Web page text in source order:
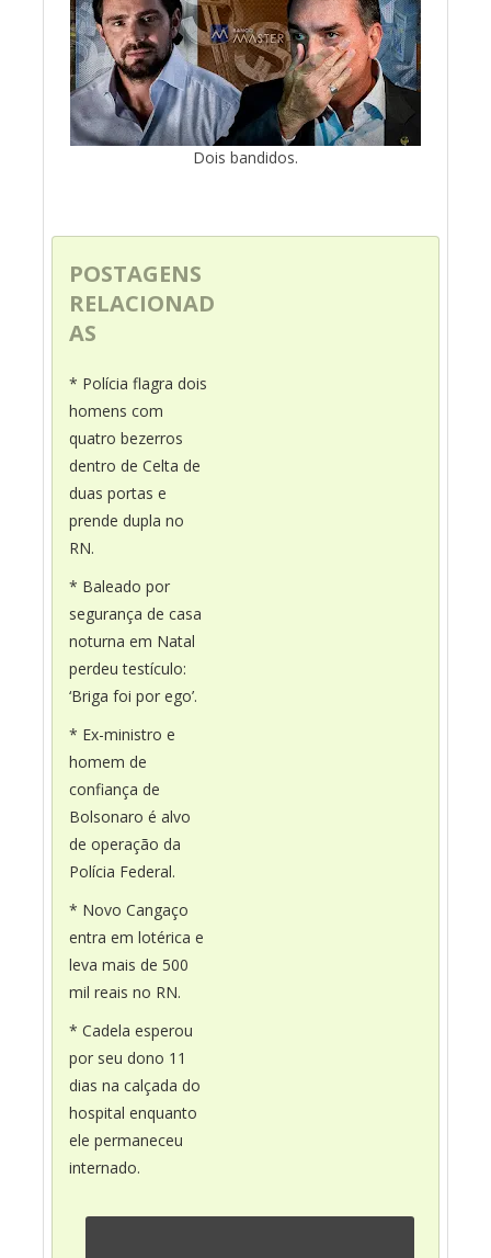
Dois bandidos.
POSTAGENS
RELACIONAD
AS
* Polícia flagra dois
homens com
quatro bezerros
dentro de Celta de
duas portas e
prende dupla no
RN.
* Baleado por
segurança de casa
noturna em Natal
perdeu testículo:
‘Briga foi por ego’.
* Ex-ministro e
homem de
confiança de
Bolsonaro é alvo
de operação da
Polícia Federal.
* Novo Cangaço
entra em lotérica e
leva mais de 500
mil reais no RN.
* Cadela esperou
por seu dono 11
dias na calçada do
hospital enquanto
ele permaneceu
internado.